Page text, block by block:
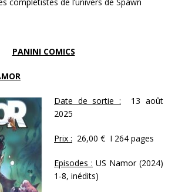
PANINI COMICS
Date de sortie : 13 août
2025
Prix : 26,00 € I 264 pages
Episodes : US Namor (2024)
1-8, inédits)